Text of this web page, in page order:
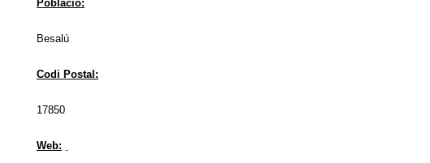
Població:
Besalú
Codi Postal:
17850
Web: